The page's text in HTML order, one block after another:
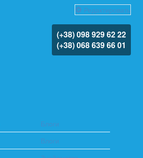
Блоги
Влоги
Редактировать
(+38) 098 929 62 22
(+38) 068 639 66 01